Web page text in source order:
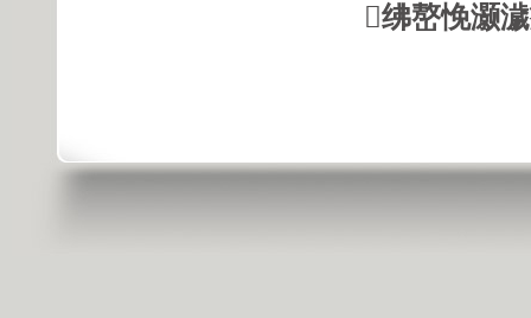
绋嶅悗灏